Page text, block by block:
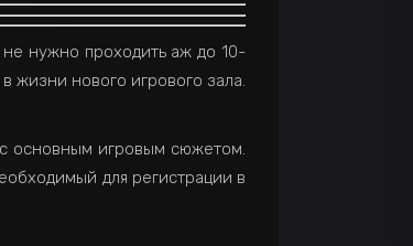
нужно проходить аж до 10-
жизни нового игрового зала.
основным игровым сюжетом.
для регистрации в